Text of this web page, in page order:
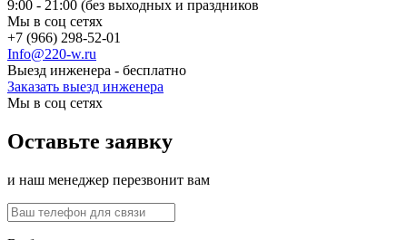
9:00 - 21:00 (без выходных и праздников
Мы в соц сетях
+7 (966) 298-52-01
Info@220-w.ru
Выезд инженера - бесплатно
Заказать выезд инженера
Мы в соц сетях
Оставьте заявку
и наш менеджер перезвонит вам